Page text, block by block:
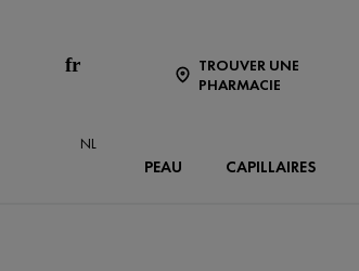
fr
NL
TROUVER UNE
PHARMACIE
PEAU CAPILLAIRES